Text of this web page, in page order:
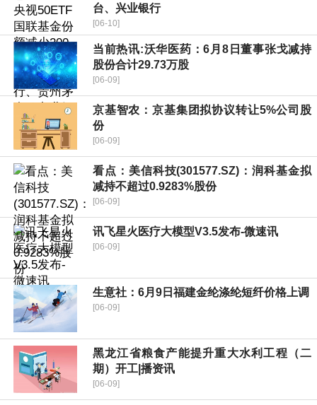
台、兴业银行
[06-10]
当前热讯:沃华医药：6月8日董事张戈减持
股份合计29.73万股
[06-09]
京基智农：京基集团拟协议转让5%公司股
份
[06-09]
看点：美信科技(301577.SZ)：润科基金拟
减持不超过0.9283%股份
[06-09]
讯飞星火医疗大模型V3.5发布-微速讯
[06-09]
生意社：6月9日福建金纶涤纶短纤价格上调
[06-09]
黑龙江省粮食产能提升重大水利工程（二
期）开工|播资讯
[06-09]